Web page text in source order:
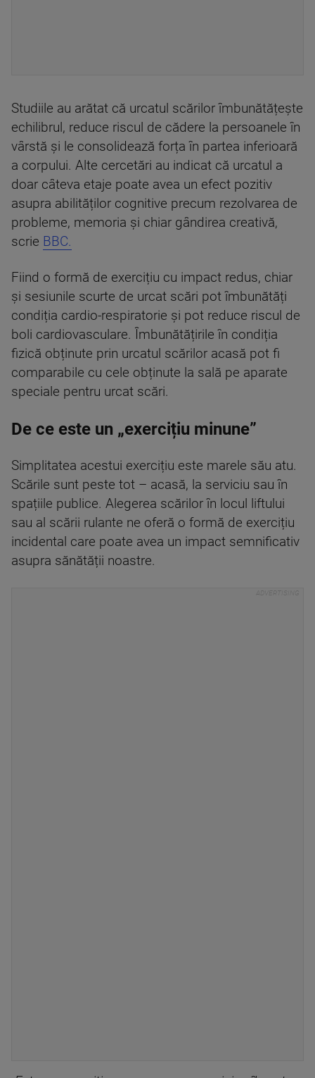
Studiile au arătat că urcatul scărilor îmbunătățește
echilibrul, reduce riscul de cădere la persoanele în
vârstă și le consolidează forța în partea inferioară
a corpului. Alte cercetări au indicat că urcatul a
doar câteva etaje poate avea un efect pozitiv
asupra abilităților cognitive precum rezolvarea de
probleme, memoria și chiar gândirea creativă,
scrie BBC.
Fiind o formă de exercițiu cu impact redus, chiar
și sesiunile scurte de urcat scări pot îmbunătăți
condiția cardio-respiratorie și pot reduce riscul de
boli cardiovasculare. Îmbunătățirile în condiția
fizică obținute prin urcatul scărilor acasă pot fi
comparabile cu cele obținute la sală pe aparate
speciale pentru urcat scări.
De ce este un „exercițiu minune”
Simplitatea acestui exercițiu este marele său atu.
Scările sunt peste tot – acasă, la serviciu sau în
spațiile publice. Alegerea scărilor în locul liftului
sau al scării rulante ne oferă o formă de exercițiu
incidental care poate avea un impact semnificativ
asupra sănătății noastre.